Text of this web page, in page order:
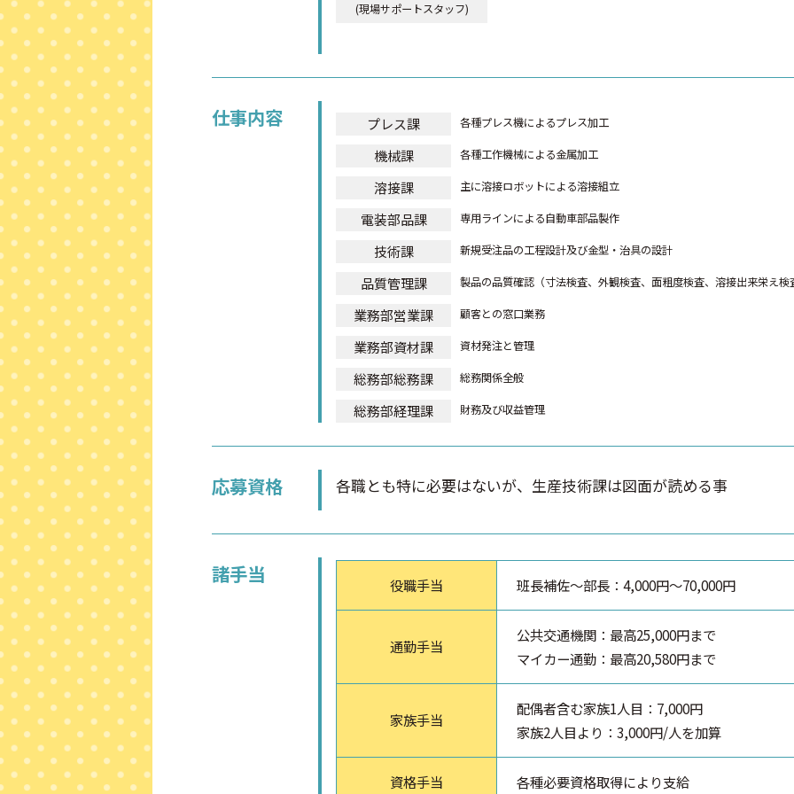
(現場サポートスタッフ)
仕事内容 プレス課 各種プレス機によるプレス加工
機械課 各種工作機械による金属加工
溶接課 主に溶接ロボットによる溶接組立
電装部品課 専用ラインによる自動車部品製作
技術課 新規受注品の工程設計及び金型・治具の設計
品質管理課 製品の品質確認 （寸法検査、外観検査、面粗度検査、溶接出来栄え検
業務部営業課 顧客との窓口業務
業務部資材課 資材発注と管理
総務部総務課 総務関係全般
総務部経理課 財務及び収益管理
応募資格 各職とも特に必要はないが、生産技術課は図面が読める事
諸手当 役職手当 班長補佐～部長：4,000円～70,000円
通勤手当
公共交通機関：最高25,000円まで
マイカー通勤：最高20,580円まで
家族手当
配偶者含む家族1人目：7,000円
家族2人目より：3,000円/人を加算
資格手当 各種必要資格取得により支給